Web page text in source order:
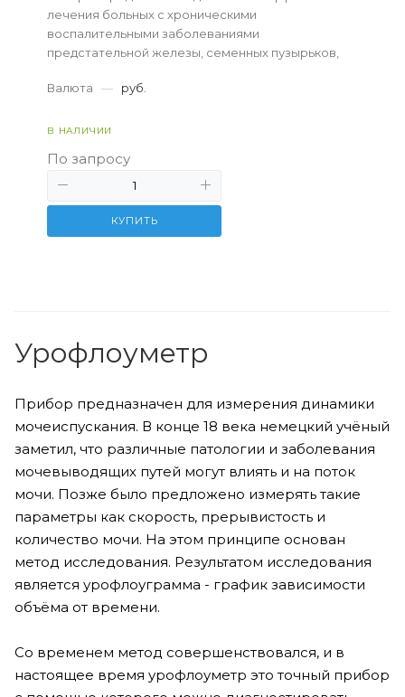
лечения больных с хроническими
воспалительными заболеваниями
предстательной железы, семенных пузырьков,
функции
Валюта — руб.
В НАЛИЧИИ
По запросу
КУПИТЬ
Урофлоуметр
Прибор предназначен для измерения динамики
мочеиспускания. В конце 18 века немецкий учёный
заметил, что различные патологии и заболевания
мочевыводящих путей могут влиять и на поток
мочи. Позже было предложено измерять такие
параметры как скорость, прерывистость и
количество мочи. На этом принципе основан
метод исследования. Результатом исследования
является урофлоуграмма - график зависимости
объёма от времени.
Со временем метод совершенствовался, и в
настоящее время урофлоуметр это точный прибор